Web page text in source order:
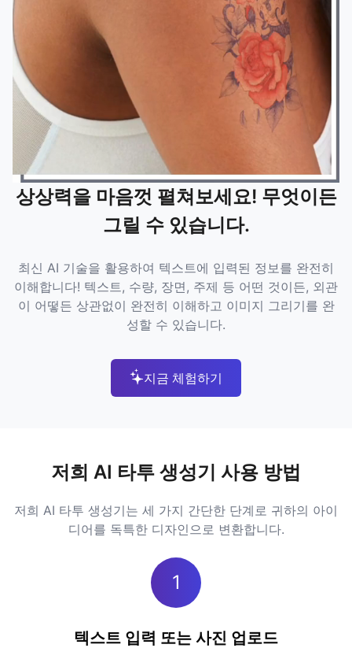
상상력을 마음껏 펼쳐보세요! 무엇이든
그릴 수 있습니다.
최신 AI 기술을 활용하여 텍스트에 입력된 정보를 완전히
이해합니다! 텍스트, 수량, 장면, 주제 등 어떤 것이든, 외관
이 어떻든 상관없이 완전히 이해하고 이미지 그리기를 완
성할 수 있습니다.
지금 체험하기
저희 AI 타투 생성기 사용 방법
저희 AI 타투 생성기는 세 가지 간단한 단계로 귀하의 아이
디어를 독특한 디자인으로 변환합니다.
1
텍스트 입력 또는 사진 업로드